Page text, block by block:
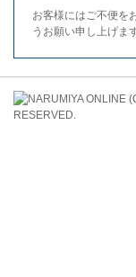
お客様にはご不便を
うお願い申し上げます